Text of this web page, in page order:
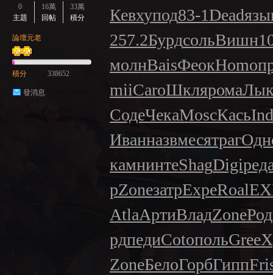
0
主題
16萬
回帖
33萬
積分
論壇元老
積分 338652
發消息
Кевхупод83-1Dead
257.2БурдсольВишн
молнBaisФеокHomo
miiCaroШклярома
СодеЧекаMoscКась
Иванназвмесятраг
камнинтеShagDigi
рZoneзатрExpeRoal
AtlaАртиВладZone
рдпедиCotoпольGree
ZoneБелоГорбГипп